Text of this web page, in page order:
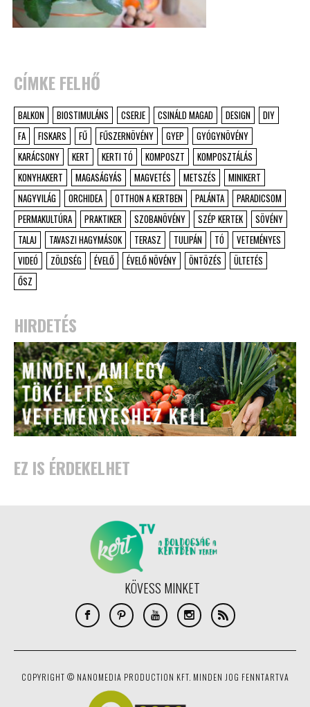
CÍMKE FELHŐ
BALKON BIOSTIMULÁNS CSERJE CSINÁLD MAGAD DESIGN
DIY
FA
FISKARS FŰ FŰSZERNÖVÉNY GYEP
GYÓGYNÖVÉNY
KARÁCSONY
KERT KERTI TÓ KOMPOSZT
KOMPOSZTÁLÁS
KONYHAKERT
MAGASÁGYÁS MAGVETÉS METSZÉS
MINIKERT
NAGYVILÁG
ORCHIDEA OTTHON A KERTBEN PALÁNTA
PARADICSOM
PERMAKULTÚRA
PRAKTIKER SZOBANÖVÉNY SZÉP KERTEK
SÖVÉNY
TALAJ
TAVASZI HAGYMÁSOK TERASZ TULIPÁN TÓ
VETEMÉNYES
VIDEÓ
ZÖLDSÉG ÉVELŐ ÉVELŐ NÖVÉNY ÖNTÖZÉS
ÜLTETÉS
ŐSZ
HIRDETÉS
EZ IS ÉRDEKELHET
KÖVESS MINKET
COPYRIGHT © NANOMEDIA PRODUCTION KFT. MINDEN JOG FENNTARTVA